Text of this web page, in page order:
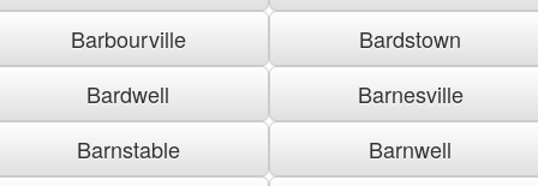
Barbourville
Bardstown
Bardwell
Barnesville
Barnstable
Barnwell